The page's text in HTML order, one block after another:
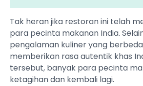
Tak heran jika restoran ini telah
para pecinta makanan India.
pengalaman kuliner yang
memberikan rasa autentik khas
tersebut, banyak para pecinta
ketagihan dan kembali lagi.